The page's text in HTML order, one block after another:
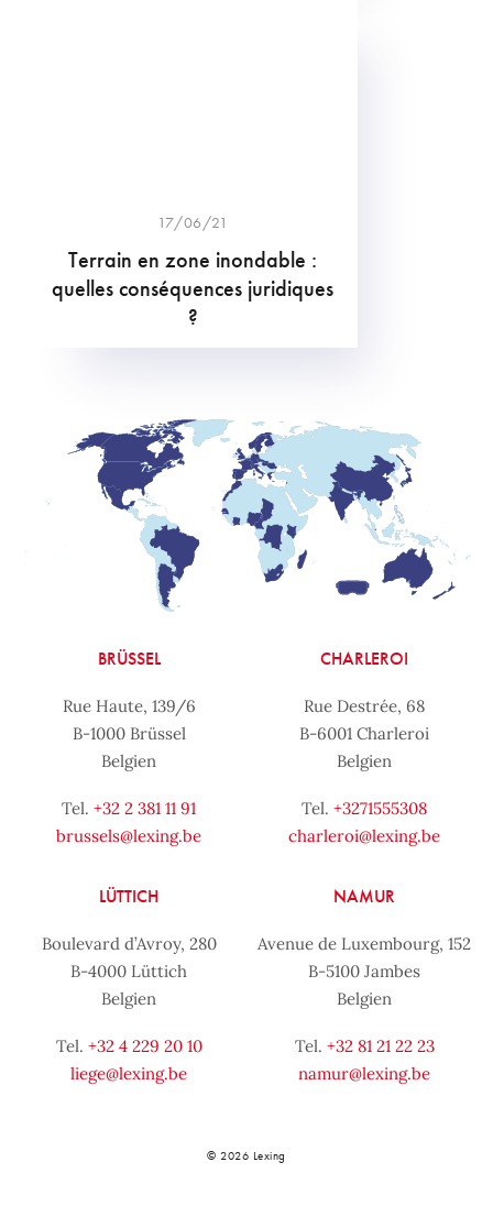
17/06/21
Terrain en zone inondable :
quelles conséquences juridiques
?
BRÜSSEL
Rue Haute, 139/6
B-1000 Brüssel
Belgien
Tel. +32 2 381 11 91
brussels@lexing.be
CHARLEROI
Rue Destrée, 68
B-6001 Charleroi
Belgien
Tel. +3271555308
charleroi@lexing.be
LÜTTICH
Boulevard d’Avroy, 280
B-4000 Lüttich
Belgien
Tel. +32 4 229 20 10
liege@lexing.be
NAMUR
Avenue de Luxembourg, 152
B-5100 Jambes
Belgien
Tel. +32 81 21 22 23
namur@lexing.be
© 2026 Lexing